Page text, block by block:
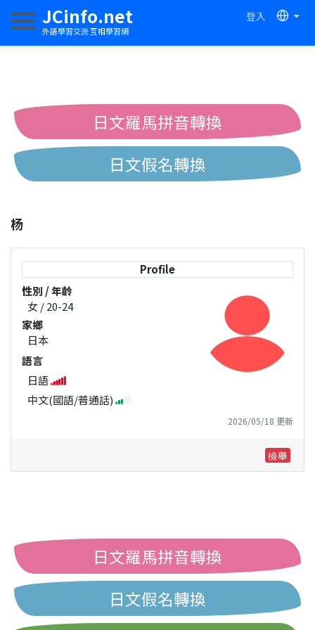
JCinfo.net
外語學習交流 互相學習網
登入
切換導航
日文羅馬拼音轉換
日文假名轉換
中日漢字互換
杨
Profile
性別 / 年齡
女 / 20-24
家鄉
日本
語言
日語
中文(國語/普通話)
2026/05/18 更新
檢舉
日文羅馬拼音轉換
日文假名轉換